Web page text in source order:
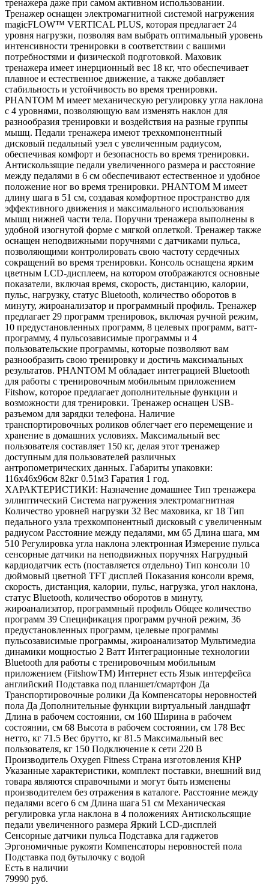
тренажера даже при самом активном использовании.
Тренажер оснащен электромагнитной системой нагружения
magicFLOW™ VERTICAL PLUS, которая предлагает 24
уровня нагрузки, позволяя вам выбрать оптимальный уровень
интенсивности тренировки в соответствии с вашими
потребностями и физической подготовкой. Маховик
тренажера имеет инерционный вес 18 кг, что обеспечивает
плавное и естественное движение, а также добавляет
стабильность и устойчивость во время тренировки.
PHANTOM M имеет механическую регулировку угла наклона
с 4 уровнями, позволяющую вам изменять наклон для
разнообразия тренировки и воздействия на разные группы
мышц. Педали тренажера имеют трехкомпонентный
дисковый педальный узел с увеличенным радиусом,
обеспечивая комфорт и безопасность во время тренировки.
Антискользящие педали увеличенного размера и расстояние
между педалями в 6 см обеспечивают естественное и удобное
положение ног во время тренировки. PHANTOM M имеет
длину шага в 51 см, создавая комфортное пространство для
эффективного движения и максимального использования
мышц нижней части тела. Поручни тренажера выполнены в
удобной изогнутой форме с мягкой оплеткой. Тренажер также
оснащен неподвижными поручнями с датчиками пульса,
позволяющими контролировать свою частоту сердечных
сокращений во время тренировки. Консоль оснащена ярким
цветным LCD-дисплеем, на котором отображаются основные
показатели, включая время, скорость, дистанцию, калории,
пульс, нагрузку, статус Bluetooth, количество оборотов в
минуту, жироанализатор и программный профиль. Тренажер
предлагает 29 программ тренировок, включая ручной режим,
10 предустановленных программ, 8 целевых программ, ватт-
программу, 4 пульсозависимые программы и 4
пользовательские программы, которые позволяют вам
разнообразить свою тренировку и достичь максимальных
результатов. PHANTOM M обладает интеграцией Bluetooth
для работы с тренировочным мобильным приложением
Fitshow, которое предлагает дополнительные функции и
возможности для тренировки. Тренажер оснащен USB-
разъемом для зарядки телефона. Наличие
транспортировочных роликов облегчает его перемещение и
хранение в домашних условиях. Максимальный вес
пользователя составляет 150 кг, делая этот тренажер
доступным для пользователей различных
антропометрических данных. Габариты упаковки:
116х46х96см 82кг 0.51м3 Гаратия 1 год.
ХАРАКТЕРИСТИКИ: Назначение домашнее Тип тренажера
эллиптический Система нагружения электромагнитная
Количество уровней нагрузки 32 Вес маховика, кг 18 Тип
педального узла трехкомпонентный дисковый с увеличенным
радиусом Расстояние между педалями, мм 65 Длина шага, мм
510 Регулировка угла наклона электронная Измерение пульса
сенсорные датчики на неподвижных поручнях Нагрудный
кардиодатчик есть (поставляется отдельно) Тип консоли 10
дюймовый цветной TFT дисплей Показания консоли время,
скорость, дистанция, калории, пульс, нагрузка, угол наклона,
статус Bluetooth, количество оборотов в минуту,
жироанализатор, программный профиль Общее количество
программ 39 Спецификация программ ручной режим, 36
предустановленных программ, целевые программы
пульсозависимые программы, жироанализатор Мультимедиа
динамики мощностью 2 Ватт Интеграционные технологии
Bluetooth для работы с тренировочным мобильным
приложением (FitshowTM) Интернет есть Язык интерфейса
английский Подставка под планшет/смартфон Да
Транспортировочные ролики Да Компенсаторы неровностей
пола Да Дополнительные функции виртуальный ландшафт
Длина в рабочем состоянии, см 160 Ширина в рабочем
состоянии, см 68 Высота в рабочем состоянии, см 178 Вес
нетто, кг 71.5 Вес брутто, кг 81.5 Максимальный вес
пользователя, кг 150 Подключение к сети 220 В
Производитель Oxygen Fitness Страна изготовления КНР
Указанные характеристики, комплект поставки, внешний вид
товара являются справочными и могут быть изменены
производителем без отражения в каталоге. Расстояние между
педалями всего 6 см Длина шага 51 см Механическая
регулировка угла наклона в 4 положениях Антискольсящие
педали увеличенного размера Яркий LCD-дисплей
Сенсорные датчики пульса Подставка для гаджетов
Эргономичные рукояти Компенсаторы неровностей пола
Подставка под бутылочку с водой
Есть в наличии
79990 руб.